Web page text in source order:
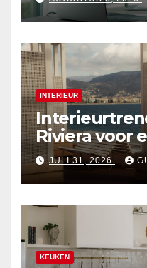
INTERIEUR
Riviera voor
JULI 31, 2026
KEUKEN